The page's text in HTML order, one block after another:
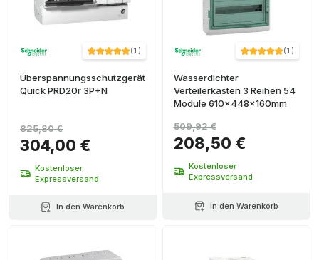
(1)
Überspannungsschutzgerät
Quick PRD20r 3P+N
304,00 €
825,80 €
Kostenloser
Expressversand
In den Warenkorb
(1)
Wasserdichter
Verteilerkasten 3 Reihen 54
Module 610x448x160mm
208,50 €
509,92 €
Kostenloser
Expressversand
In den Warenkorb